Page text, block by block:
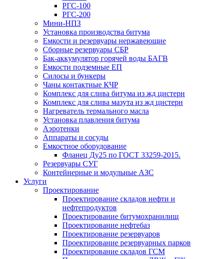
РГС-100
РГС-200
Мини-НПЗ
Установка производства битума
Емкости и резервуары нержавеющие
Сборные резервуары СБР
Бак-аккумулятор горячей воды БАГВ
Емкости подземные ЕП
Силосы и бункеры
Чаны контактные КЧР
Комплекс для слива битума из жд цистерн
Комплекс для слива мазута из жд цистерн
Нагреватель термального масла
Установка плавления битума
Аэротенки
Аппараты и сосуды
Емкостное оборудование
Фланец Ду25 по ГОСТ 33259-2015.
Резервуары СУГ
Контейнерные и модульные АЗС
Услуги
Проектирование
Проектирование складов нефти и
нефтепродуктов
Проектирование битумохранилищ
Проектирование нефтебаз
Проектирование резервуаров
Проектирование резервуарных парков
Проектирование складов ГСМ